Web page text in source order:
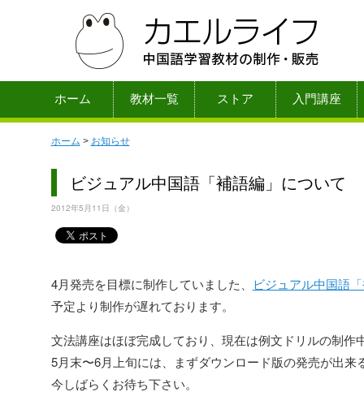
ホーム 教材一覧 ストア 入門講座
ホーム > お知らせ
ビジュアル中国語「補語編」について
2012年5月11日（金）
4月発売を目標に制作していました、
ビジュアル中国語
予定より制作が遅れております。
文法講座はほぼ完成しており、現在は例文ドリルの制作
5月末〜6月上旬には、まずダウンロード版の発売が出来
今しばらくお待ち下さい。